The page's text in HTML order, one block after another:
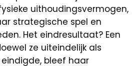
uithoudingsvermogen,
strategische spel en
Het eindresultaat? Een
ze uiteindelijk als
bleef haar